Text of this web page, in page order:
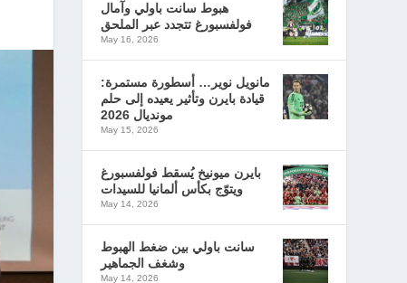
هبوط سانت باولي وآمال
فولفسبورغ تتجدد عبر الملحق
May 16, 2026
مانويل نوير… أسطورة مستمرة:
قيادة بايرن وتأثير يعيده إلى حلم
مونديال 2026
May 15, 2026
بايرن ميونيخ يُسقط فولفسبورغ
ويتوّج بكأس ألمانيا للسيدات
May 14, 2026
سانت باولي بين ضغط الهبوط
وشغف الجماهير
May 14, 2026